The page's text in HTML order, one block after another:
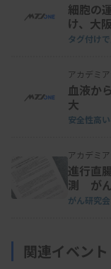
細胞の
け、大
タグ付け
アカデミア
血液か
大
安全性高
アカデミア
進行直
測 が
がん研究
関連イベン